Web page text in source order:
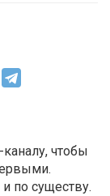
чтобы
по существу.